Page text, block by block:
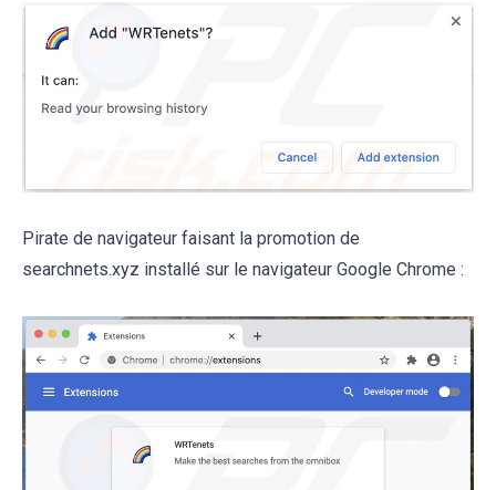
Pirate de navigateur faisant la promotion de
searchnets.xyz installé sur le navigateur Google Chrome :